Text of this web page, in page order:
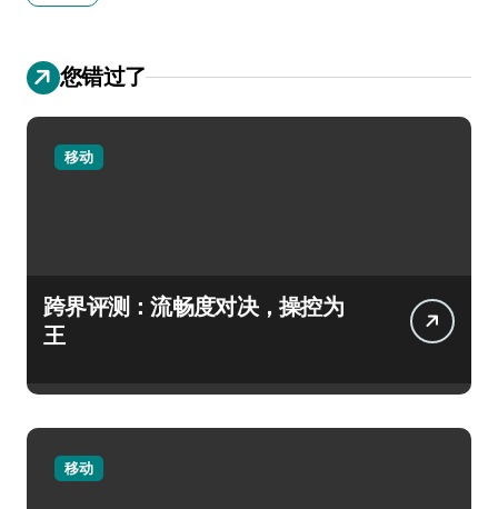
您错过了
移动
跨界评测：流畅度对决，操控为
王
移动